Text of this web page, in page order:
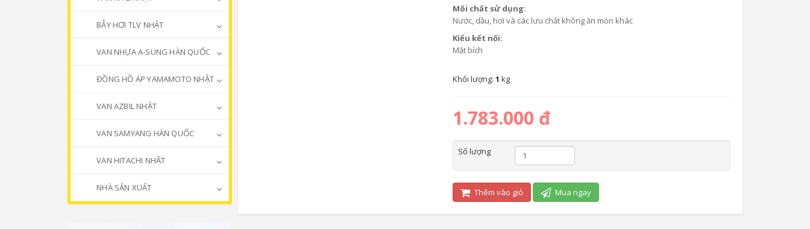
Môi chất sử dụng:
Nước, dầu, hơi và các lưu chất không ăn mòn khác
Kiểu kết nối:
Mặt bích
Khối lượng: 1 kg
1.783.000 đ
Số lượng
Thêm vào giỏ Mua ngay
BẪY HƠI TLV NHẬT
VAN NHỰA A-SUNG HÀN QUỐC
ĐỒNG HỒ ÁP YAMAMOTO NHẬT
VAN AZBIL NHẬT
VAN SAMYANG HÀN QUỐC
VAN HITACHI NHẬT
NHÀ SẢN XUẤT